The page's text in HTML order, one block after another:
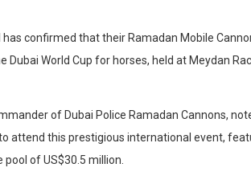
confirmed that their Ramadan Mobile
World Cup for horses, held at Meydan
of Dubai Police Ramadan Cannons,
attend this prestigious international event,
of US$30.5 million.